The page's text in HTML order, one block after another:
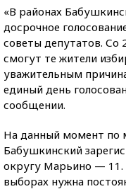
«В районах
досрочное
советы депутатов. Со
смогут те жители
уважительным
единый день
сообщении.
На данный момент по
Бабушкинский
округу Марьино — 11.
выборах нужна